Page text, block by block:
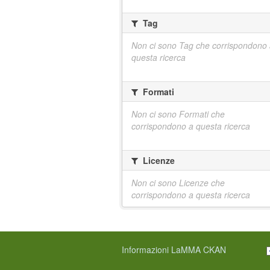
Tag
Non ci sono Tag che corrispondono
questa ricerca
Formati
Non ci sono Formati che
corrispondono a questa ricerca
Licenze
Non ci sono Licenze che
corrispondono a questa ricerca
Informazioni LaMMA CKAN